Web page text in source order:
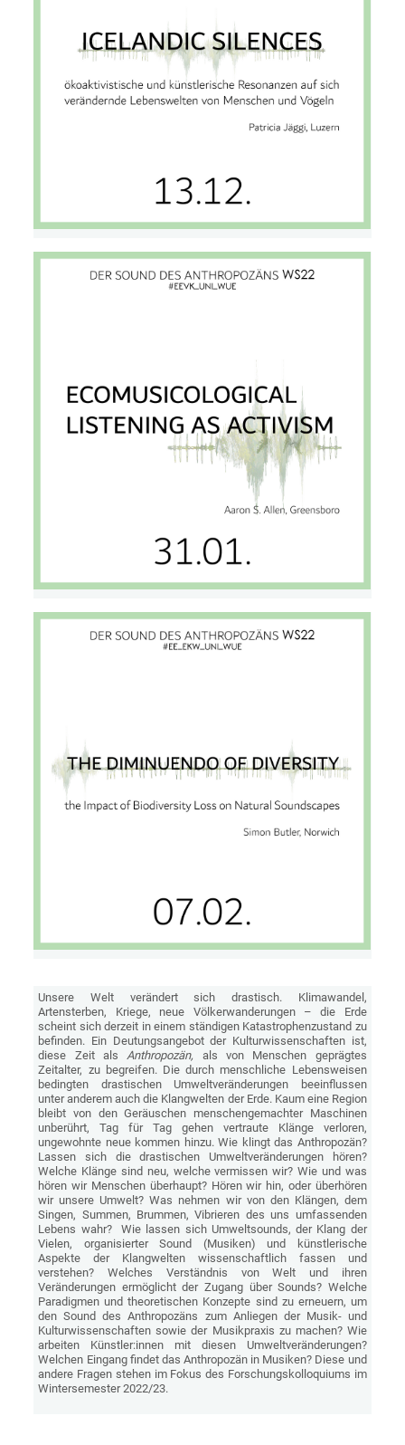
Unsere Welt verändert sich drastisch. Klimawandel,
Artensterben, Kriege, neue Völkerwanderungen – die Erde
scheint sich derzeit in einem ständigen Katastrophenzustand zu
befinden. Ein Deutungsangebot der Kulturwissenschaften ist,
diese Zeit alsAnthropozän, als von Menschen geprägtes
Zeitalter, zu begreifen. Die durch menschliche Lebensweisen
bedingten drastischen Umweltveränderungen beeinflussen
unter anderem auch die Klangwelten der Erde. Kaum eine Region
bleibt von den Geräuschen menschengemachter Maschinen
unberührt, Tag für Tag gehen vertraute Klänge verloren,
ungewohnte neue kommen hinzu. Wie klingt das Anthropozän?
Lassen sich die drastischen Umweltveränderungen hören?
Welche Klänge sind neu, welche vermissen wir? Wie und was
hören wir Menschen überhaupt? Hören wir hin, oder überhören
wir unsere Umwelt? Was nehmen wir von den Klängen, dem
Singen, Summen, Brummen, Vibrieren des uns umfassenden
Lebens wahr? Wie lassen sich Umweltsounds, der Klang der
Vielen, organisierter Sound (Musiken) und künstlerische
Aspekte der Klangwelten wissenschaftlich fassen und
verstehen? Welches Verständnis von Welt und ihren
Veränderungen ermöglicht der Zugang über Sounds? Welche
Paradigmen und theoretischen Konzepte sind zu erneuern, um
den Sound des Anthropozäns zum Anliegen der Musik- und
Kulturwissenschaften sowie der Musikpraxis zu machen? Wie
arbeiten Künstler:innen mit diesen Umweltveränderungen?
Welchen Eingang findet das Anthropozän in Musiken? Diese und
andere Fragen stehen im Fokus des Forschungskolloquiums im
Wintersemester 2022/23.